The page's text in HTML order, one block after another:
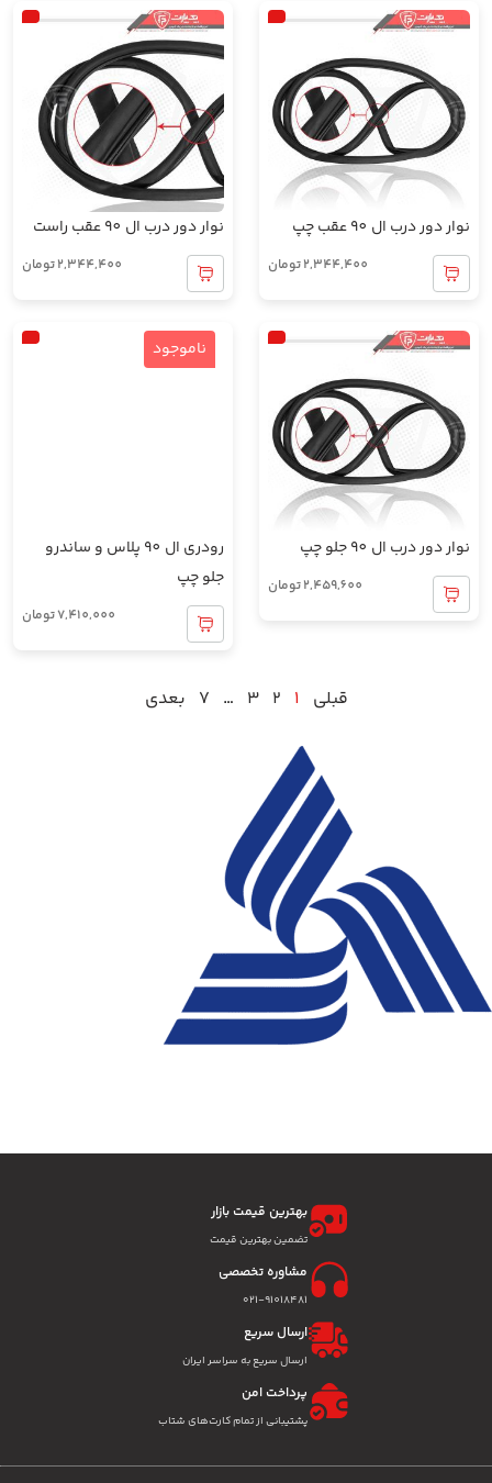
نوار دور درب ال 90 عقب چپ
2,344,400تومان
نوار دور درب ال 90 عقب راست
2,344,400تومان
نوار دور درب ال 90 جلو چپ
2,459,600تومان
ناموجود
رودری ال 90 پلاس و ساندرو
جلو چپ
7,410,000تومان
قبلی 1
2
3
…
7 بعدی
بهترین قیمت بازار
تضمین بهترین قیمت
مشاوره تخصصی
۰۲۱-91018481
ارسال سریع
ارسال سریع به سراسر ایران
پرداخت امن
پشتیبانی از تمام کارت‌های شتاب